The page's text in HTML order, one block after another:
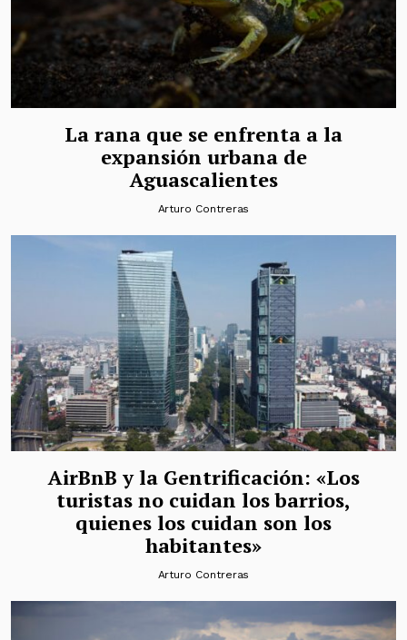
La rana que se enfrenta a la
expansión urbana de
Aguascalientes
Arturo Contreras
AirBnB y la Gentrificación: «Los
turistas no cuidan los barrios,
quienes los cuidan son los
habitantes»
Arturo Contreras